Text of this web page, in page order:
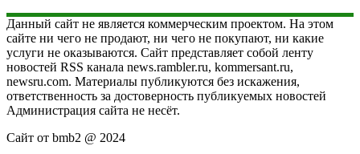
Данный сайт не является коммерческим проектом. На этом
сайте ни чего не продают, ни чего не покупают, ни какие
услуги не оказываются. Сайт представляет собой ленту
новостей RSS канала news.rambler.ru, kommersant.ru,
newsru.com. Материалы публикуются без искажения,
ответственность за достоверность публикуемых новостей
Администрация сайта не несёт.
Сайт от bmb2 @ 2024